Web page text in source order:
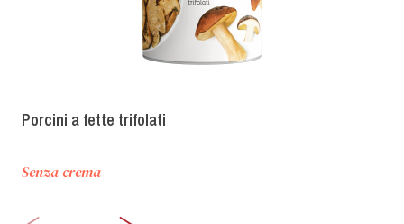
Porcini a fette trifolati
Senza crema